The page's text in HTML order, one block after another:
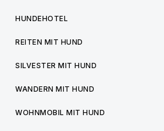
HUNDEHOTEL
REITEN MIT HUND
SILVESTER MIT HUND
WANDERN MIT HUND
WOHNMOBIL MIT HUND